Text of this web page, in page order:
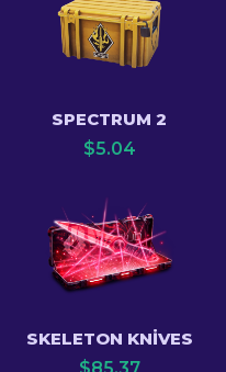
SPECTRUM 2
$5.04
SKELETON KNIVES